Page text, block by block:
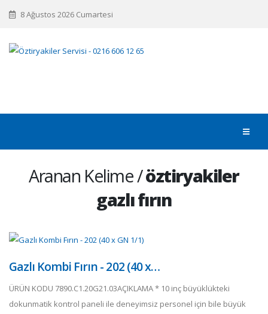
8 Ağustos 2026 Cumartesi
Aranan Kelime /öztiryakiler
gazlı fırın
Gazlı Kombi Fırın - 202 (40 x…
ÜRÜN KODU 7890.C1.20G21.03AÇIKLAMA * 10 inç büyüklükteki
dokunmatik kontrol paneli ile deneyimsiz personel için bile büyük